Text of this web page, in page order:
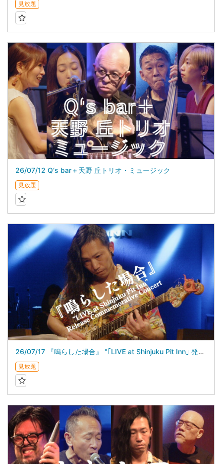
見放題
26/07/12 Q‘s bar＋天野 丘トリオ・ミュージック
見放題
26/07/17 『鳴らした場合』 "｢LIVE at Shinjuku Pit Inn｣ 発売記念ライブ”
見放題